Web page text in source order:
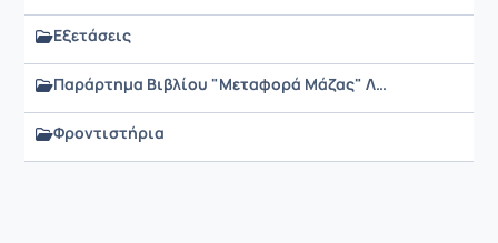
Εξετάσεις
Παράρτημα Βιβλίου "Μεταφορά Μάζας" Λυγερού et al.
Φροντιστήρια